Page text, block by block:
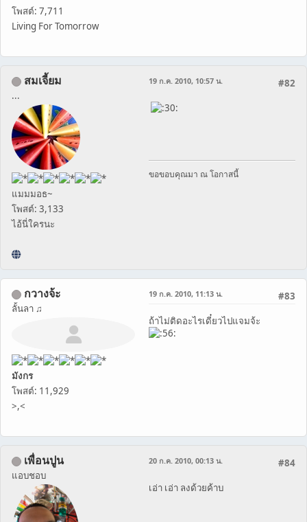
โพสต์: 7,711
Living For Tomorrow
สมเจี้ยม
...
แมมมอธ~
โพสต์: 3,133
ไอ้นี่ใครนะ
#82
19 ก.ค. 2010, 10:57 น.
ขอขอบคุณมา ณ โอกาสนี้
กวางจ้ะ
ลั้นลา ♫
มังกร
โพสต์: 11,929
>,<
#83
19 ก.ค. 2010, 11:13 น.
ถ้าไม่ติดอะไรเดี๋ยวไปแจมจ้ะ
เพื่อนปูน
แอบชอบ
#84
20 ก.ค. 2010, 00:13 น.
เอ่า เอ่า ลงด้วยค้าบ